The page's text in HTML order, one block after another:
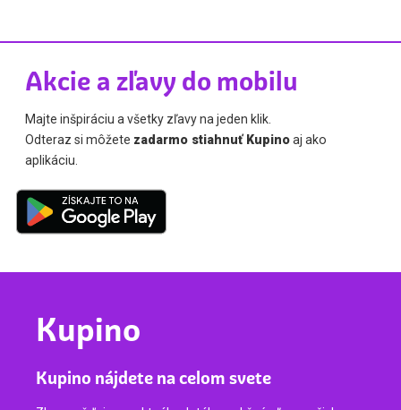
Akcie a zľavy do mobilu
Majte inšpiráciu a všetky zľavy na jeden klik.
Odteraz si môžete zadarmo stiahnuť Kupinoaj ako
aplikáciu.
Kupino
Kupino nájdete na celom svete